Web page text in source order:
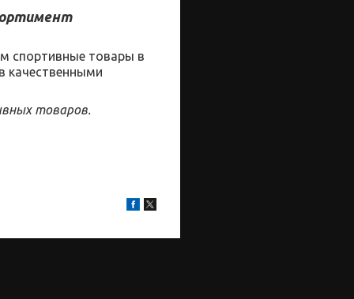
спортивные товары в
качественными
товаров.